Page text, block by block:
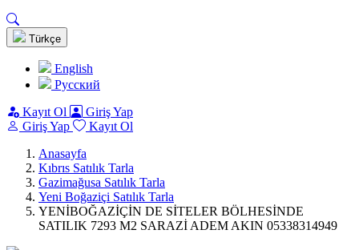
Türkçe
English
Pусский
Kayıt Ol
Giriş Yap
Giriş Yap
Kayıt Ol
Anasayfa
Kıbrıs Satılık Tarla
Gazimağusa Satılık Tarla
Yeni Boğaziçi Satılık Tarla
YENİBOĞAZİÇİN DE SİTELER BÖLHESİNDE
SATILIK 7293 M2 SARAZİ ADEM AKIN 05338314949